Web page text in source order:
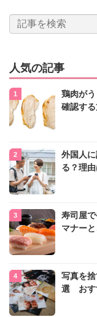
人気の記事
鶏肉が
確認す
外国人
る？理
寿司屋
マナー
写真を
選 おす